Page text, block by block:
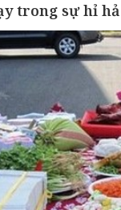
trong sự hỉ hả